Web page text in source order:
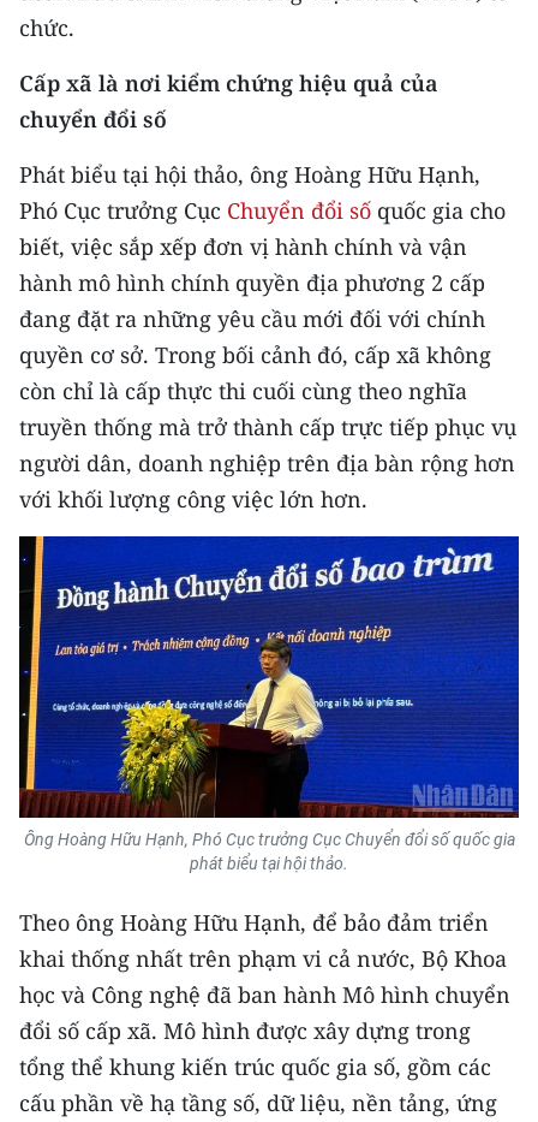
RADIO
MEDIA CENTER
Video
Media Chính trị
Media Kinh tế
Media Văn hóa
Media Xã hội
Media Pháp luật
Media Du lịch
Media Thế giới
Media Thể thao
Media Giáo dục
Media Y tế
Media Khoa học - Công nghệ
Media Môi trường
Infographic
TIN MỚI
TIN ĐỊA PHƯƠNG
chức.
Cấp xã là nơi kiểm chứng hiệu quả của
chuyển đổi số
Phát biểu tại hội thảo, ông Hoàng Hữu Hạnh,
Phó Cục trưởng Cục Chuyển đổi số quốc gia cho
biết, việc sắp xếp đơn vị hành chính và vận
hành mô hình chính quyền địa phương 2 cấp
đang đặt ra những yêu cầu mới đối với chính
quyền cơ sở. Trong bối cảnh đó, cấp xã không
còn chỉ là cấp thực thi cuối cùng theo nghĩa
truyền thống mà trở thành cấp trực tiếp phục vụ
người dân, doanh nghiệp trên địa bàn rộng hơn
với khối lượng công việc lớn hơn.
Ông Hoàng Hữu Hạnh, Phó Cục trưởng Cục Chuyển đổi số quốc gia
phát biểu tại hội thảo.
Theo ông Hoàng Hữu Hạnh, để bảo đảm triển
khai thống nhất trên phạm vi cả nước, Bộ Khoa
học và Công nghệ đã ban hành Mô hình chuyển
đổi số cấp xã. Mô hình được xây dựng trong
tổng thể khung kiến trúc quốc gia số, gồm các
cấu phần về hạ tầng số, dữ liệu, nền tảng, ứng